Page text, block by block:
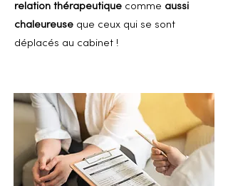
relation thérapeutique comme aussi
chaleureuse que ceux qui se sont
déplacés au cabinet !